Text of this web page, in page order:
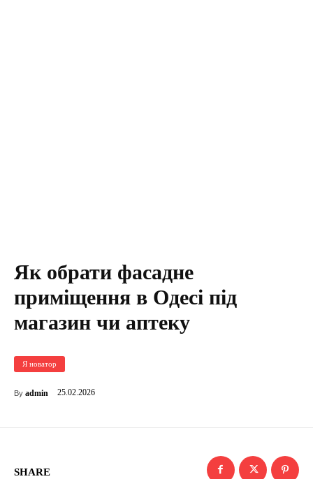
Як обрати фасадне
приміщення в Одесі під
магазин чи аптеку
Я новатор
By admin 25.02.2026
SHARE